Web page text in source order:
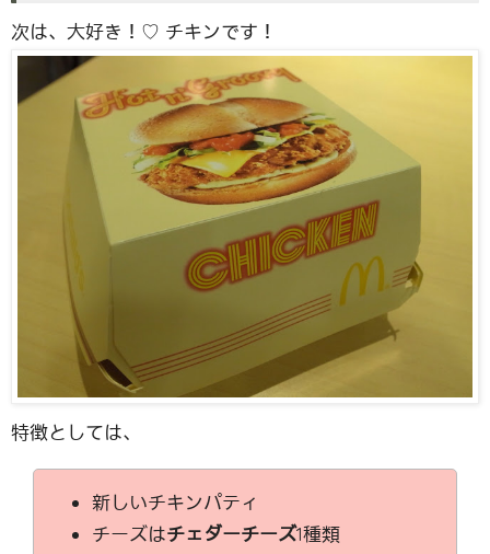
次は、大好き！♡ チキンです！
特徴としては、
新しいチキンパティ
チーズはチェダーチーズ1種類